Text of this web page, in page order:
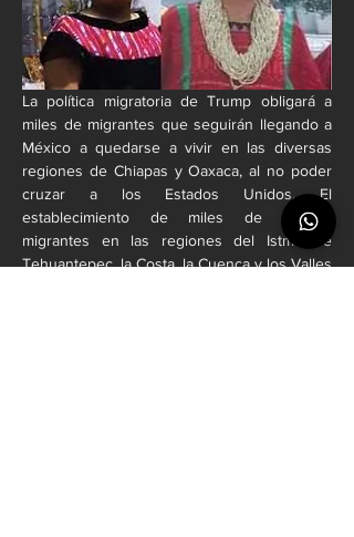
La política migratoria de Trump obligará a
miles de migrantes que seguirán llegando a
México a quedarse a vivir en las diversas
regiones de Chiapas y Oaxaca, al no poder
cruzar a los Estados Unidos. El
establecimiento de miles de familias
migrantes en las regiones del Istmo de
Tehuantepec, la Costa, la Cuenca y los Valles